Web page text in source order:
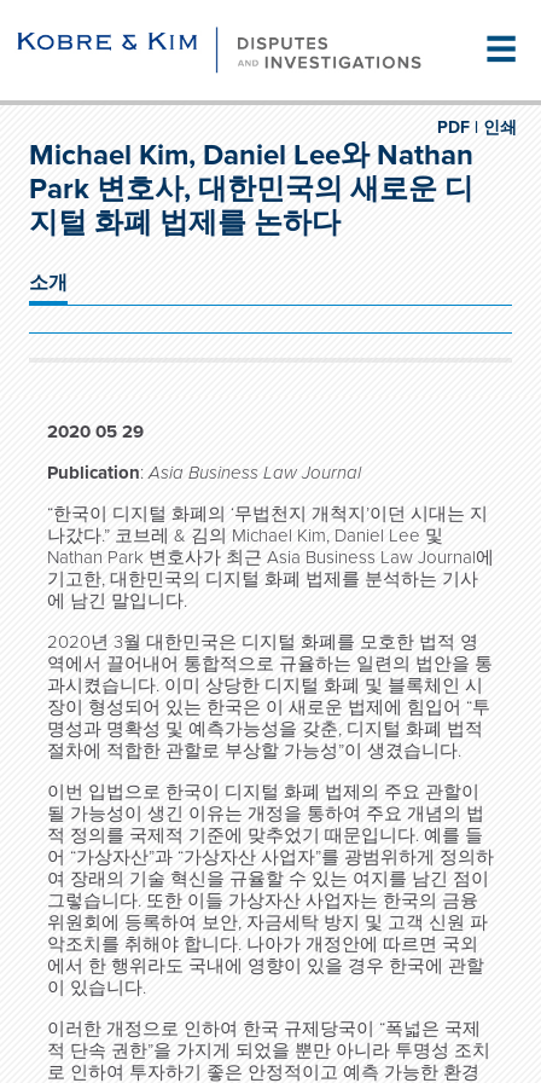
☰
인쇄
PDF |
Michael Kim, Daniel Lee와 Nathan
Park 변호사, 대한민국의 새로운 디
지털 화폐 법제를 논하다
소개
2020 05 29
Publication:Asia Business Law Journal
“한국이 디지털 화폐의 ‘무법천지 개척지’이던 시대는 지
나갔다.” 코브레 & 김의 Michael Kim, Daniel Lee 및
Nathan Park 변호사가 최근 Asia Business Law Journal에
기고한, 대한민국의 디지털 화폐 법제를 분석하는 기사
에 남긴 말입니다.
2020년 3월 대한민국은 디지털 화폐를 모호한 법적 영
역에서 끌어내어 통합적으로 규율하는 일련의 법안을 통
과시켰습니다. 이미 상당한 디지털 화폐 및 블록체인 시
장이 형성되어 있는 한국은 이 새로운 법제에 힘입어 “투
명성과 명확성 및 예측가능성을 갖춘, 디지털 화폐 법적
절차에 적합한 관할로 부상할 가능성”이 생겼습니다.
이번 입법으로 한국이 디지털 화폐 법제의 주요 관할이
될 가능성이 생긴 이유는 개정을 통하여 주요 개념의 법
적 정의를 국제적 기준에 맞추었기 때문입니다. 예를 들
어 “가상자산”과 “가상자산 사업자”를 광범위하게 정의하
여 장래의 기술 혁신을 규율할 수 있는 여지를 남긴 점이
그렇습니다. 또한 이들 가상자산 사업자는 한국의 금융
위원회에 등록하여 보안, 자금세탁 방지 및 고객 신원 파
악조치를 취해야 합니다. 나아가 개정안에 따르면 국외
에서 한 행위라도 국내에 영향이 있을 경우 한국에 관할
이 있습니다.
이러한 개정으로 인하여 한국 규제당국이 “폭넓은 국제
적 단속 권한”을 가지게 되었을 뿐만 아니라 투명성 조치
로 인하여 투자하기 좋은 안정적이고 예측 가능한 환경